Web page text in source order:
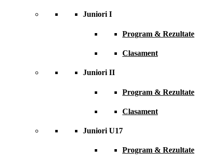
Juniori I
Program & Rezultate
Clasament
Juniori II
Program & Rezultate
Clasament
Juniori U17
Program & Rezultate